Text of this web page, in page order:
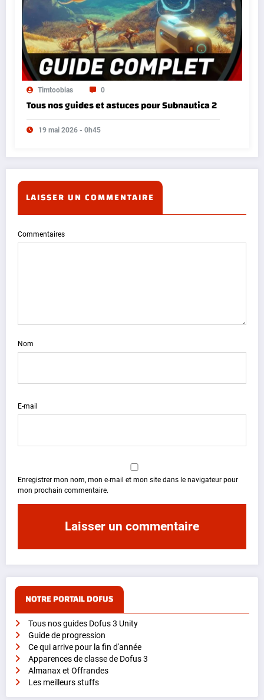
Timtoobias 0
Tous nos guides et astuces pour Subnautica 2
19 mai 2026 - 0h45
LAISSER UN COMMENTAIRE
Commentaires
Nom
E-mail
Enregistrer mon nom, mon e-mail et mon site dans le navigateur pour
mon prochain commentaire.
NOTRE PORTAIL DOFUS
Tous nos guides Dofus 3 Unity
Guide de progression
Ce qui arrive pour la fin d'année
Apparences de classe de Dofus 3
Almanax et Offrandes
Les meilleurs stuffs